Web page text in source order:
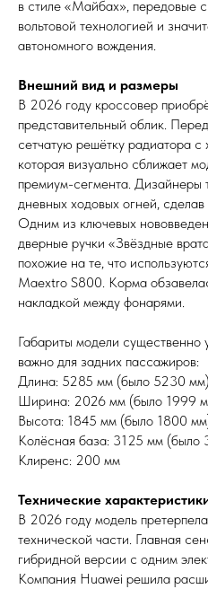
в стиле «Майбах», передовые
вольтовой технологией и
автономного вождения.
Внешний вид и размеры
В 2026 году кроссовер
представительный облик.
сетчатую решётку радиатора
которая визуально сближает
премиум-сегмента. Дизайнеры
дневных ходовых огней,
Одним из ключевых
дверные ручки «Звёздные
похожие на те, что
Maextro S800. Корма
накладкой между фонарями.
Габариты модели существенно
важно для задних пассажиров:
Длина: 5285 мм (было 5230 мм)
Ширина: 2026 мм (было 1999
Высота: 1845 мм (было 1800
Колёсная база: 3125 мм (было
Клиренс: 200 мм
Технические
В 2026 году модель
технической части. Главная
гибридной версии с одним
Компания Huawei решила